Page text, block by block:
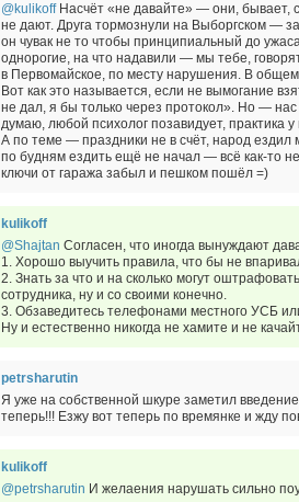
@kulikoffНасчёт «не давайте» — они, бывает,
не дают. Друга тормознули на Выборгском —
он чувак не то чтобы принципиальный до
однорогие, на что надавили — мы тебе,
в Первомайское, по месту нарушения. В
Вот как это называется, если не вымогание
не дал, я бы только через протокол». Но —
думаю, любой психолог позавидует, практика у
А по теме — праздники не в счёт, народ ездил
по будням ездить ещё не начал — всё как-то
ключи от гаража забыл и пешком пошёл =)
kulikoff
@Shajtan Согласен, что иногда вынуждают
1. Хорошо выучить правила, что бы не
2. Знать за что и на сколько могут
сотрудника, ну и со своими конечно.
3. Обзаведитесь телефонами местного УСБ
Ну и естественно никогда не хамите и не
petrsharutin
Я уже на собственной шкуре заметил
теперь!!! Езжу вот теперь по времянке и жду
kulikoff
@petrsharutin И желаения нарушать сильно